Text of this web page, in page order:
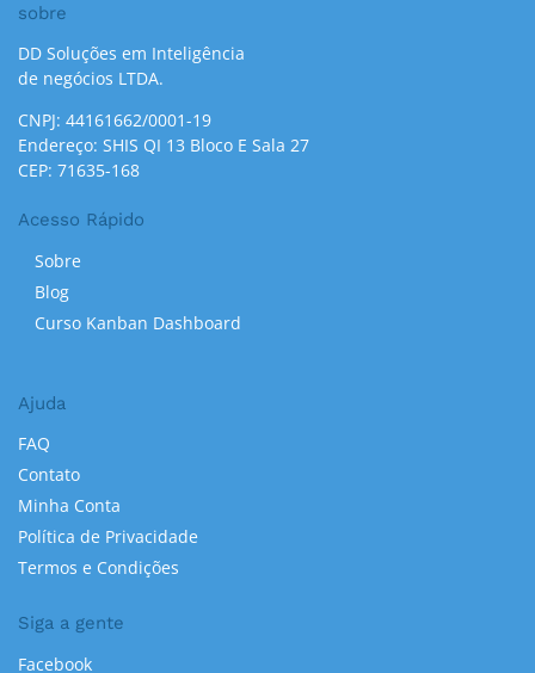
sobre
DD Soluções em Inteligência
de negócios LTDA.
CNPJ: 44161662/0001-19
Endereço: SHIS QI 13 Bloco E Sala 27
CEP: 71635-168
Acesso Rápido
Sobre
Blog
Curso Kanban Dashboard
Ajuda
FAQ
Contato
Minha Conta
Política de Privacidade
Termos e Condições
Siga a gente
Facebook